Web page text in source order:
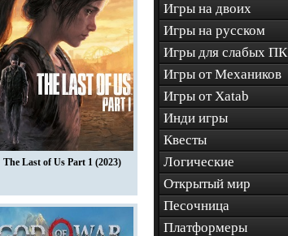
The Last of Us Part 1 (2023)
Игры на двоих
Игры на русском
Игры для слабых ПК
Игры от Механиков
Игры от Xatab
Инди игры
Квесты
Логические
Открытый мир
Песочница
Платформеры